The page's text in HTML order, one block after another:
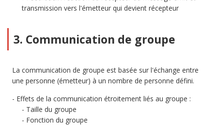
transmission vers l'émetteur qui devient récepteur
3. Communication de groupe
La communication de groupe est basée sur l'échange entre
une personne (émetteur) à un nombre de personne défini.
Effets de la communication étroitement liés au groupe :
Taille du groupe
Fonction du groupe